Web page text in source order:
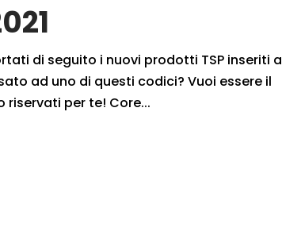
di seguito i nuovi prodotti TSP inseriti a
ad uno di questi codici? Vuoi essere il
riservati per te! Core...